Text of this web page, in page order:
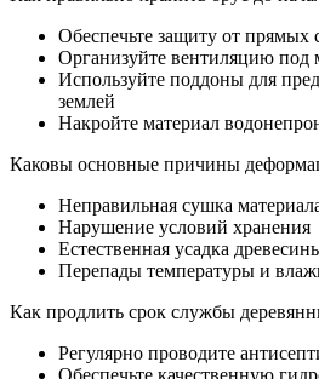
Обеспечьте защиту от прямых
Организуйте вентиляцию под
Используйте поддоны для
землей
Накройте материал
Каковы основные причины
Неправильная сушка
Нарушение условий хранения
Естественная усадка
Перепады температуры и
Как продлить срок службы
Регулярно проводите
Обеспечьте качественную